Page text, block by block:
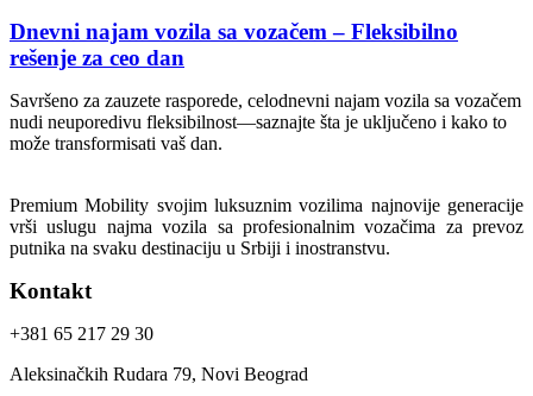
Dnevni najam vozila sa vozačem – Fleksibilno
rešenje za ceo dan
Savršeno za zauzete rasporede, celodnevni najam vozila sa vozačem
nudi neuporedivu fleksibilnost—saznajte šta je uključeno i kako to
može transformisati vaš dan.
Premium Mobility svojim luksuznim vozilima najnovije generacije
vrši uslugu najma vozila sa profesionalnim vozačima za prevoz
putnika na svaku destinaciju u Srbiji i inostranstvu.
Kontakt
+381 65 217 29 30
Aleksinačkih Rudara 79, Novi Beograd